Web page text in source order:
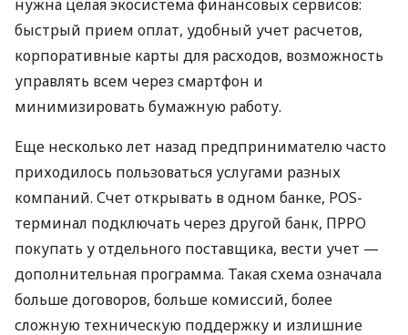
нужна целая экосистема финансовых сервисов:
быстрый прием оплат, удобный учет расчетов,
корпоративные карты для расходов, возможность
управлять всем через смартфон и
минимизировать бумажную работу.
Еще несколько лет назад предпринимателю часто
приходилось пользоваться услугами разных
компаний. Счет открывать в одном банке, POS-
терминал подключать через другой банк, ПРРО
покупать у отдельного поставщика, вести учет —
дополнительная программа. Такая схема означала
больше договоров, больше комиссий, более
сложную техническую поддержку и излишние